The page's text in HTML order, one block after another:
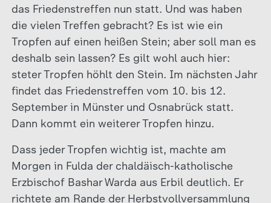
das Friedenstreffen nun statt. Und was haben
die vielen Treffen gebracht? Es ist wie ein
Tropfen auf einen heißen Stein; aber soll man es
deshalb sein lassen? Es gilt wohl auch hier:
steter Tropfen höhlt den Stein. Im nächsten Jahr
findet das Friedenstreffen vom 10. bis 12.
September in Münster und Osnabrück statt.
Dann kommt ein weiterer Tropfen hinzu.
Dass jeder Tropfen wichtig ist, machte am
Morgen in Fulda der chaldäisch-katholische
Erzbischof Bashar Warda aus Erbil deutlich. Er
richtete am Rande der Herbstvollversammlung